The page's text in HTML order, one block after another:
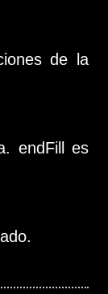
de la
endFill es